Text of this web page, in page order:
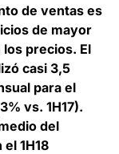
de ventas es
de mayor
precios. El
casi 3,5
para el
vs. 1H17).
del
1H18